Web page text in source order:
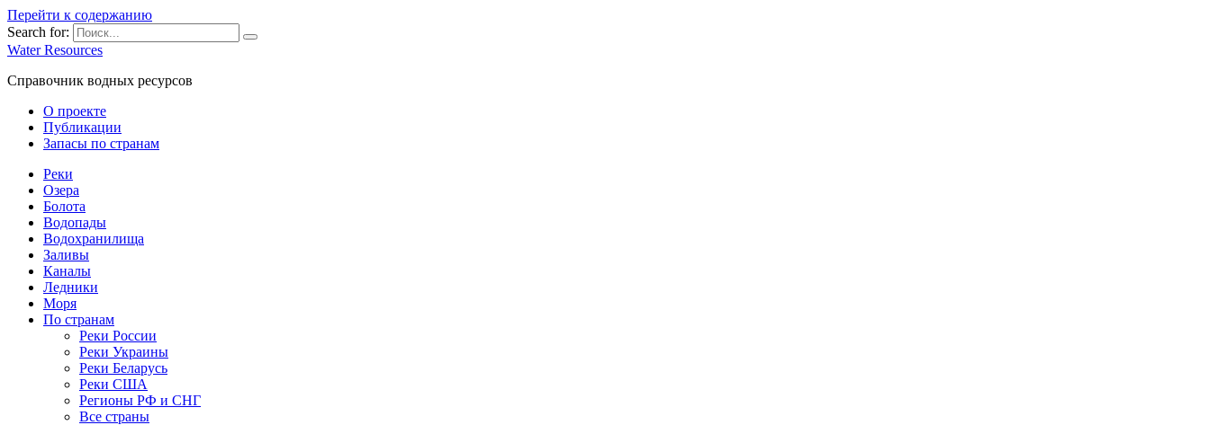
Перейти к содержанию
Search for:
Water Resources
Справочник водных ресурсов
О проекте
Публикации
Запасы по странам
Реки
Озера
Болота
Водопады
Водохранилища
Заливы
Каналы
Ледники
Моря
По странам
Реки России
Реки Украины
Реки Беларусь
Реки США
Регионы РФ и СНГ
Все страны